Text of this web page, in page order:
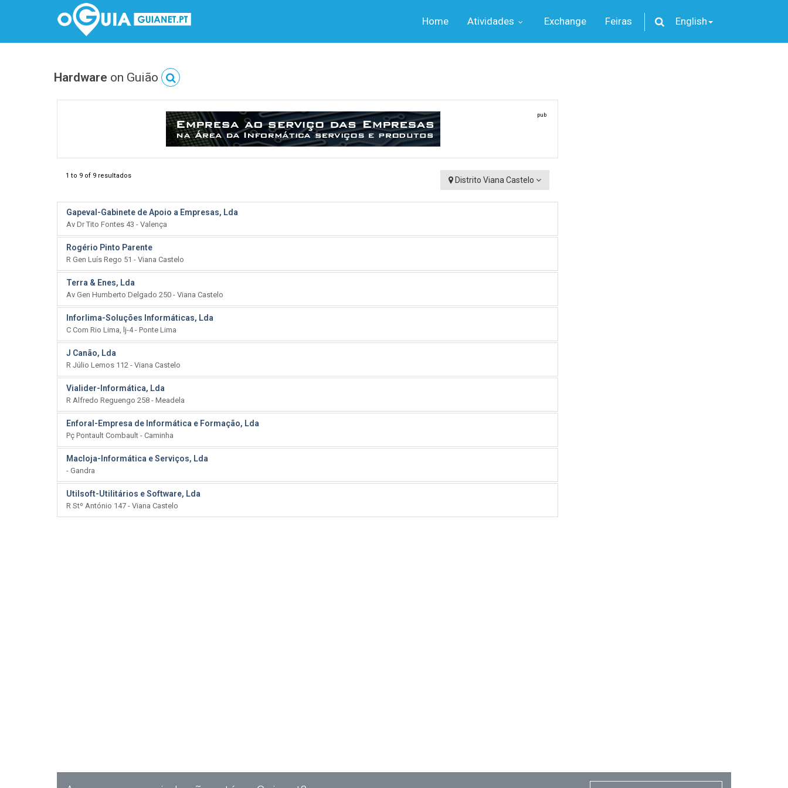
Home Atividades Exchange Feiras English
Hardware on Guião
pub
1 to 9 of 9 resultados Distrito Viana Castelo
Gapeval-Gabinete de Apoio a Empresas, Lda
Av Dr Tito Fontes 43 - Valença
Rogério Pinto Parente
R Gen Luís Rego 51 - Viana Castelo
Terra & Enes, Lda
Av Gen Humberto Delgado 250 - Viana Castelo
Inforlima-Soluções Informáticas, Lda
C Com Rio Lima, lj-4 - Ponte Lima
J Canão, Lda
R Júlio Lemos 112 - Viana Castelo
Vialider-Informática, Lda
R Alfredo Reguengo 258 - Meadela
Enforal-Empresa de Informática e Formação, Lda
Pç Pontault Combault - Caminha
Macloja-Informática e Serviços, Lda
- Gandra
Utilsoft-Utilitários e Software, Lda
R Stº António 147 - Viana Castelo